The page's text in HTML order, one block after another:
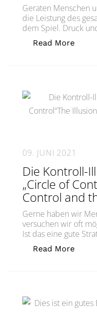
Geraten Menschen
die Leistung des
dem Spiel. Druck
Read More
09. JUNI 2021
Die Kontroll-
„Circle of
Control and
Gerne haben wir
versuchen wir oft
Ist das eine gute
Read More„Die